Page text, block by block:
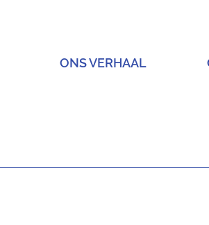
ONS VERHAAL